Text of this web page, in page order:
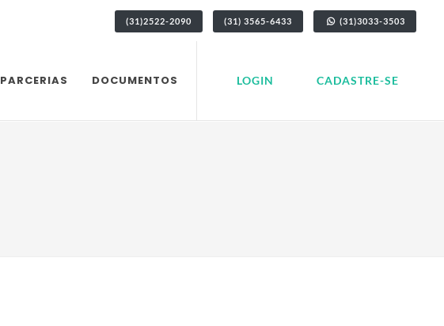
(31)2522-2090 (31) 3565-6433 (31)3033-3503
LOGIN CADASTRE-SE
PARCERIAS DOCUMENTOS